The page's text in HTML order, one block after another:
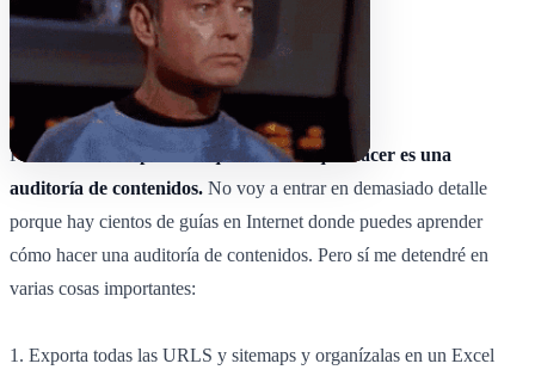
Pues entonces
lo primero que tenemos que hacer es una
auditoría de contenidos. No voy a entrar en demasiado detalle
porque hay cientos de guías en Internet donde puedes aprender
cómo hacer una auditoría de contenidos. Pero sí me detendré en
varias cosas importantes:
1. Exporta todas las URLS y sitemaps y organízalas en un Excel